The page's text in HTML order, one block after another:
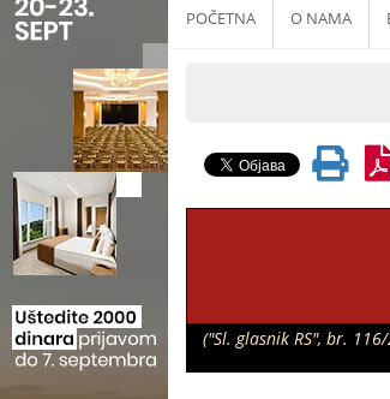
POČETNA O NAMA
("Sl. glasnik RS", br.